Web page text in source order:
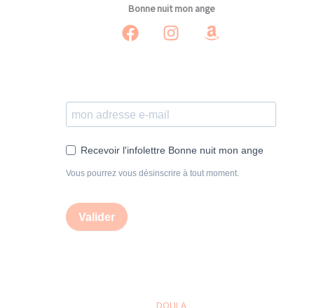
Bonne nuit mon ange
Recevoir l'infolettre Bonne nuit mon ange
Vous pourrez vous désinscrire à tout moment.
Valider
DOULA